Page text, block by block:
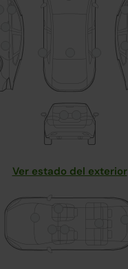
Ver estado del exterior